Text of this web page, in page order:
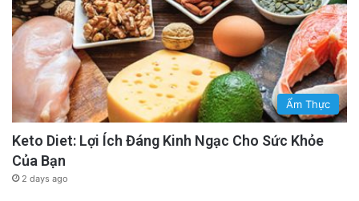
Ẩm Thực
Keto Diet: Lợi Ích Đáng Kinh Ngạc Cho Sức Khỏe
Của Bạn
2 days ago